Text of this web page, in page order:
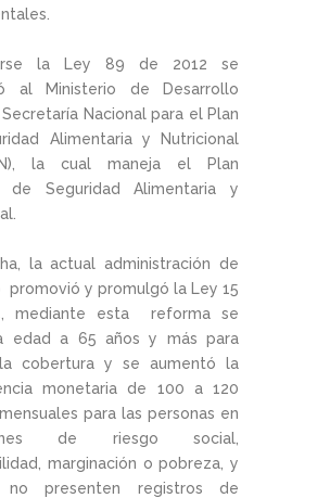
la Ley 89 de 2012 se
al Ministerio de Desarrollo
Nacional para el Plan
Alimentaria y Nutricional
la cual maneja el Plan
de Seguridad Alimentaria y
la actual administración de
promovió y promulgó la Ley 15
mediante esta reforma se
edad a 65 años y más para
cobertura y se aumentó la
monetaria de 100 a 120
para las personas en
de riesgo social,
marginación o pobreza, y
no presenten registros de